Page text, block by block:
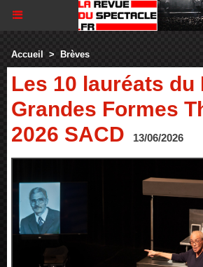
Accueil > Brèves
Les 10 lauréats du
Grandes Formes
2026 SACD
13/06/2026